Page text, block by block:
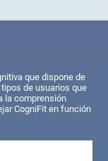
que dispone de
de usuarios que
la comprensión
CogniFit en función